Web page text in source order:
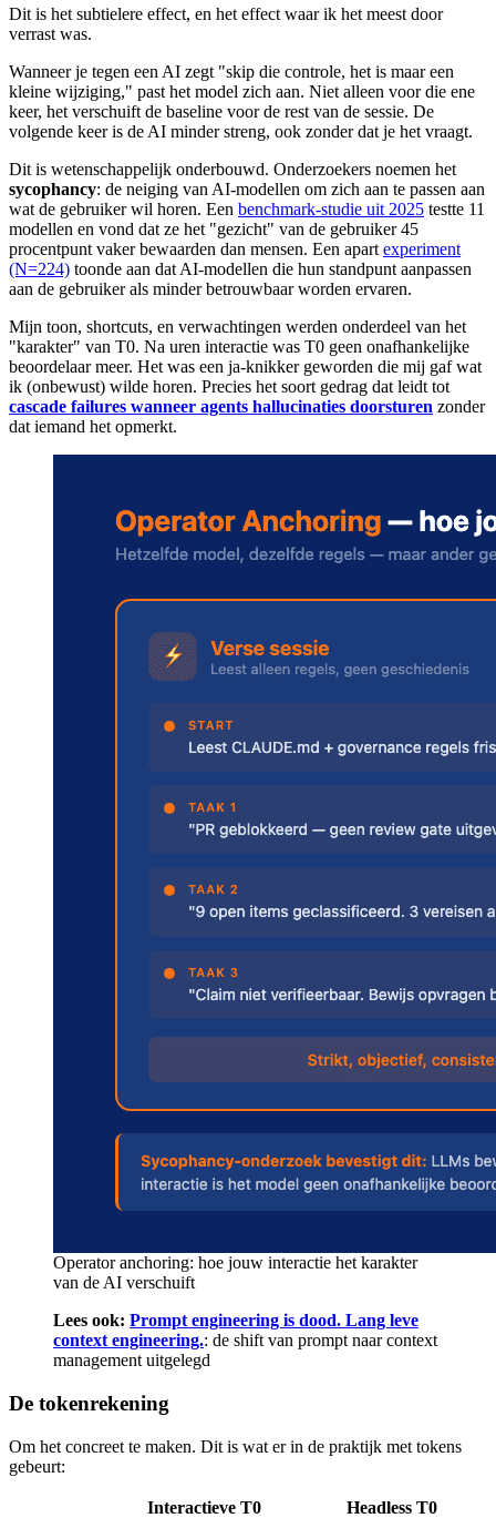
Dit is het subtielere effect, en het effect waar ik het meest door
verrast was.
Wanneer je tegen een AI zegt "skip die controle, het is maar een
kleine wijziging," past het model zich aan. Niet alleen voor die ene
keer, het verschuift de baseline voor de rest van de sessie. De
volgende keer is de AI minder streng, ook zonder dat je het vraagt.
Dit is wetenschappelijk onderbouwd. Onderzoekers noemen het
sycophancy: de neiging van AI-modellen om zich aan te passen aan
wat de gebruiker wil horen. Een benchmark-studie uit 2025 testte 11
modellen en vond dat ze het "gezicht" van de gebruiker 45
procentpunt vaker bewaarden dan mensen. Een apartexperiment
(N=224) toonde aan dat AI-modellen die hun standpunt aanpassen
aan de gebruiker als minder betrouwbaar worden ervaren.
Mijn toon, shortcuts, en verwachtingen werden onderdeel van het
"karakter" van T0. Na uren interactie was T0 geen onafhankelijke
beoordelaar meer. Het was een ja-knikker geworden die mij gaf wat
ik (onbewust) wilde horen. Precies het soort gedrag dat leidt tot
cascade failures wanneer agents hallucinaties doorsturen zonder
dat iemand het opmerkt.
Operator anchoring: hoe jouw interactie het karakter
van de AI verschuift
Lees ook: Prompt engineering is dood. Lang leve
context engineering.: de shift van prompt naar context
management uitgelegd
De tokenrekening
Om het concreet te maken. Dit is wat er in de praktijk met tokens
gebeurt:
Interactieve T0
Headless T0